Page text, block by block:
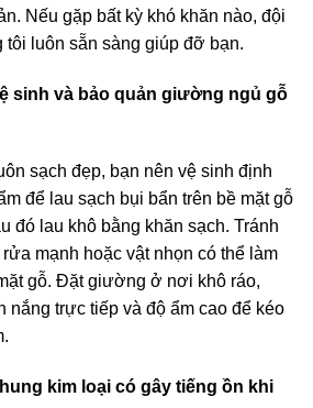
Nếu gặp bất kỳ khó khăn nào, đội
tôi luôn sẵn sàng giúp đỡ bạn.
sinh và bảo quản giường ngủ gỗ
sạch đẹp, bạn nên vệ sinh định
để lau sạch bụi bẩn trên bề mặt gỗ
đó lau khô bằng khăn sạch. Tránh
mạnh hoặc vật nhọn có thể làm
gỗ. Đặt giường ở nơi khô ráo,
nắng trực tiếp và độ ẩm cao để kéo
kim loại có gây tiếng ồn khi